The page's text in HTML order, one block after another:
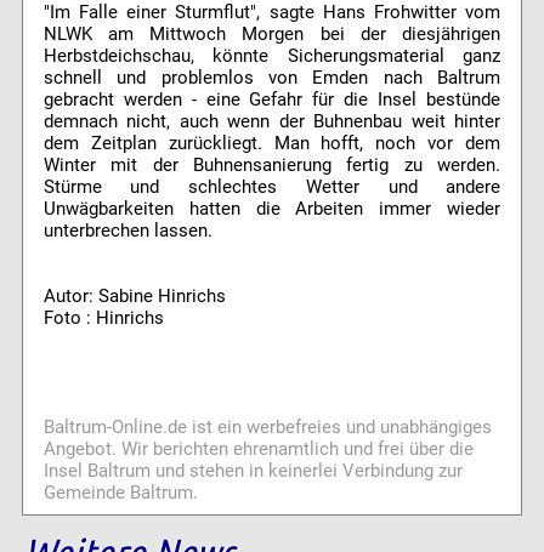
"Im Falle einer Sturmflut", sagte Hans Frohwitter vom
NLWK am Mittwoch Morgen bei der diesjährigen
Herbstdeichschau, könnte Sicherungsmaterial ganz
schnell und problemlos von Emden nach Baltrum
gebracht werden - eine Gefahr für die Insel bestünde
demnach nicht, auch wenn der Buhnenbau weit hinter
dem Zeitplan zurückliegt. Man hofft, noch vor dem
Winter mit der Buhnensanierung fertig zu werden.
Stürme und schlechtes Wetter und andere
Unwägbarkeiten hatten die Arbeiten immer wieder
unterbrechen lassen.
Autor: Sabine Hinrichs
Foto : Hinrichs
Baltrum-Online.de ist ein werbefreies und unabhängiges
Angebot. Wir berichten ehrenamtlich und frei über die
Insel Baltrum und stehen in keinerlei Verbindung zur
Gemeinde Baltrum.